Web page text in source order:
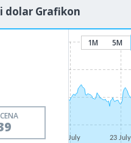
dolar Grafikon
1M 5M
21 July
23 July